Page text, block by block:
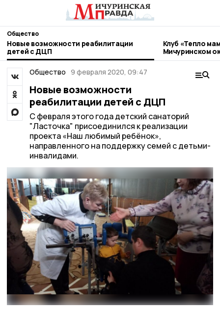
Общество
Новые возможности реабилитации
детей с ДЦП
Клуб «Тепло
Мичуринском
Общество 9 февраля 2020, 09:47
Новые возможности
реабилитации детей с ДЦП
С февраля этого года детский санаторий
"Ласточка" присоединился к реализации
проекта «Наш любимый ребёнок»,
направленного на поддержку семей с детьми-
инвалидами.